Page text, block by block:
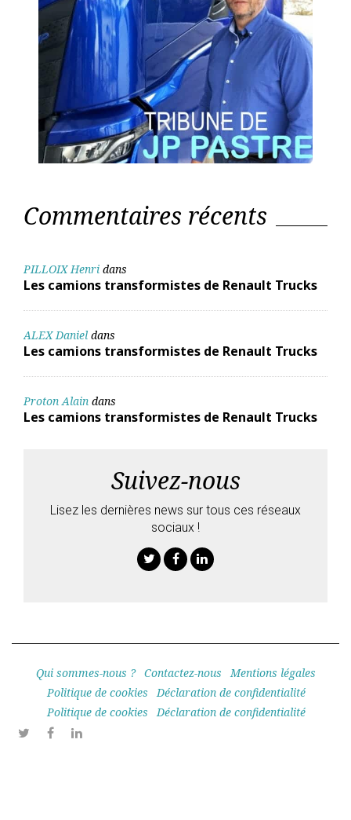
Commentaires récents
PILLOIX Henri dans
Les camions transformistes de Renault Trucks
ALEX Daniel dans
Les camions transformistes de Renault Trucks
Proton Alain dans
Les camions transformistes de Renault Trucks
Suivez-nous
Lisez les dernières news sur tous ces réseaux
sociaux !
Qui sommes-nous ? Contactez-nous
Mentions légales
Politique de cookies
Déclaration de confidentialité
Politique de cookies
Déclaration de confidentialité